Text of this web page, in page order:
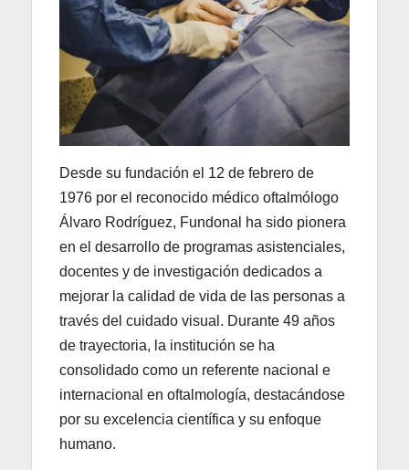
Desde su fundación el 12 de febrero de
1976 por el reconocido médico oftalmólogo
Álvaro Rodríguez, Fundonal ha sido pionera
en el desarrollo de programas asistenciales,
docentes y de investigación dedicados a
mejorar la calidad de vida de las personas a
través del cuidado visual. Durante 49 años
de trayectoria, la institución se ha
consolidado como un referente nacional e
internacional en oftalmología, destacándose
por su excelencia científica y su enfoque
humano.